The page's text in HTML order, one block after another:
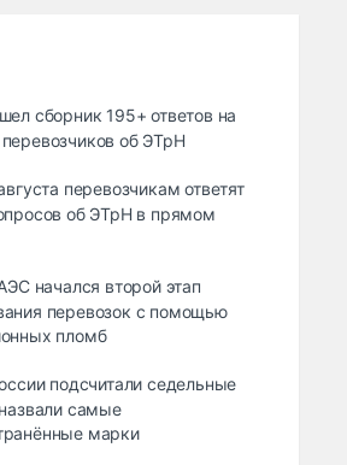
сборник 195+ ответов на
об ЭТрН
перевозчикам ответят
об ЭТрН в прямом
начался второй этап
перевозок с помощью
пломб
подсчитали седельные
самые
марки